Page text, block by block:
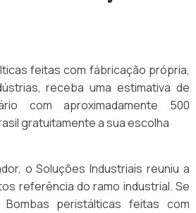
feitas com fábricação própria,
receba uma estimativa de
com aproximadamente 500
gratuitamente a sua escolha
o Soluções Industriais reuniu a
referência do ramo industrial. Se
Bombas peristálticas feitas com